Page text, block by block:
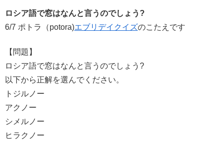
ロシア語で窓はなんと言うのでしょう?
6/7 ポトラ（potora)エブリデイクイズのこたえです
【問題】
ロシア語で窓はなんと言うのでしょう?
以下から正解を選んでください。
トジルノー
アクノー
シメルノー
ヒラクノー